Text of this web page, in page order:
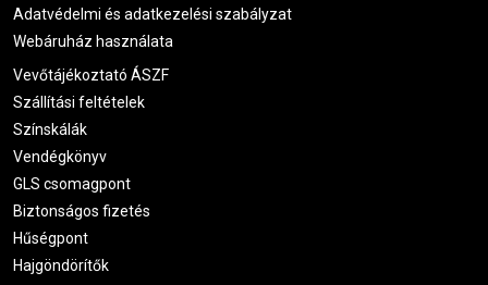
Adatvédelmi és adatkezelési szabályzat
Webáruház használata
Vevőtájékoztató ÁSZF
Szállítási feltételek
Színskálák
Vendégkönyv
GLS csomagpont
Biztonságos fizetés
Hűségpont
Hajgöndörítők